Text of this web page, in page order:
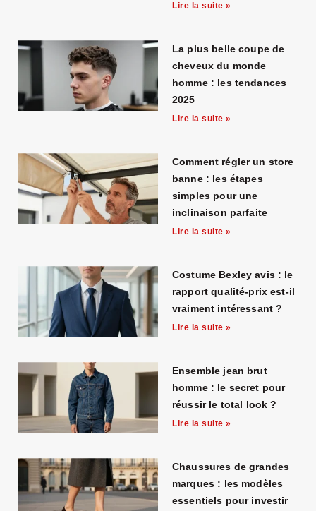
Lire la suite »
La plus belle coupe de
cheveux du monde
homme : les tendances
2025
Lire la suite »
Comment régler un store
banne : les étapes
simples pour une
inclinaison parfaite
Lire la suite »
Costume Bexley avis : le
rapport qualité-prix est-il
vraiment intéressant ?
Lire la suite »
Ensemble jean brut
homme : le secret pour
réussir le total look ?
Lire la suite »
Chaussures de grandes
marques : les modèles
essentiels pour investir